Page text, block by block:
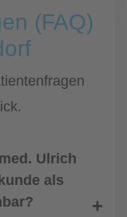
(FAQ)
Ulrich
als